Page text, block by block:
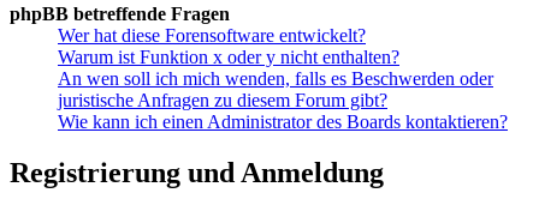
phpBB betreffende Fragen
Wer hat diese Forensoftware entwickelt?
Warum ist Funktion x oder y nicht enthalten?
An wen soll ich mich wenden, falls es Beschwerden oder
juristische Anfragen zu diesem Forum gibt?
Wie kann ich einen Administrator des Boards kontaktieren?
Registrierung und Anmeldung